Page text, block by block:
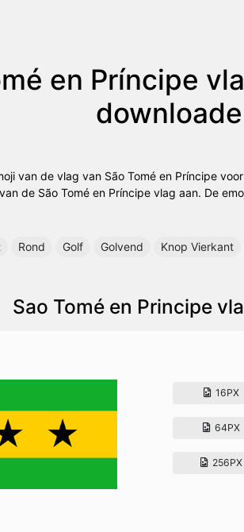
en Príncipe
van de vlag van São Tomé en Príncipe
de São Tomé en Príncipe vlag aan. De
Rond Golf Golvend Knop Vierkant
Sao Tomé en Principe
16PX
64PX
256PX